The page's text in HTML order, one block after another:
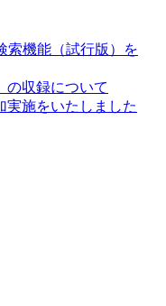
索機能（試行版）を
の収録について
実施をいたしました